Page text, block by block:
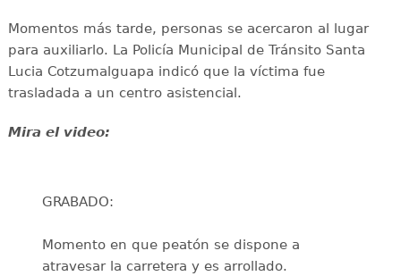
Momentos más tarde, personas se acercaron al lugar
para auxiliarlo. La Policía Municipal de Tránsito Santa
Lucia Cotzumalguapa indicó que la víctima fue
trasladada a un centro asistencial.
Mira el video:
GRABADO:
Momento en que peatón se dispone a
atravesar la carretera y es arrollado.